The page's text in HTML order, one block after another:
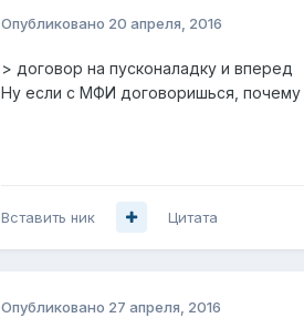
Опубликовано 20 апреля, 2016
> договор на пусконаладку и вперед
Ну если с МФИ договоришься, почему
Вставить ник Цитата
Опубликовано 27 апреля, 2016